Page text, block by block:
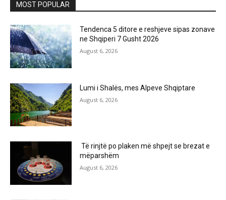
MOST POPULAR
Tendenca 5 ditore e reshjeve sipas zonave
ne Shqiperi 7 Gusht 2026
August 6, 2026
Lumi i Shalës, mes Alpeve Shqiptare
August 6, 2026
Të rinjtë po plaken më shpejt se brezat e
mëparshëm
August 6, 2026